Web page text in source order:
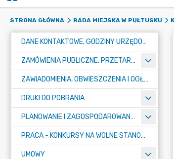
STRONA GŁÓWNA RADA MIEJSKA W PUŁTUSKU
DANE KONTAKTOWE, GODZINY URZĘDOWANIA I NUMER KONTA BANKOWEGO
ZAMÓWIENIA PUBLICZNE, PRZETARGI, KONKURSY
ZAWIADOMIENIA, OBWIESZCZENIA I OGŁOSZENIA
DRUKI DO POBRANIA
PLANOWANIE I ZAGOSPODAROWANIE PRZESTRZENNE
PRACA - KONKURSY NA WOLNE STANOWISKA
UMOWY